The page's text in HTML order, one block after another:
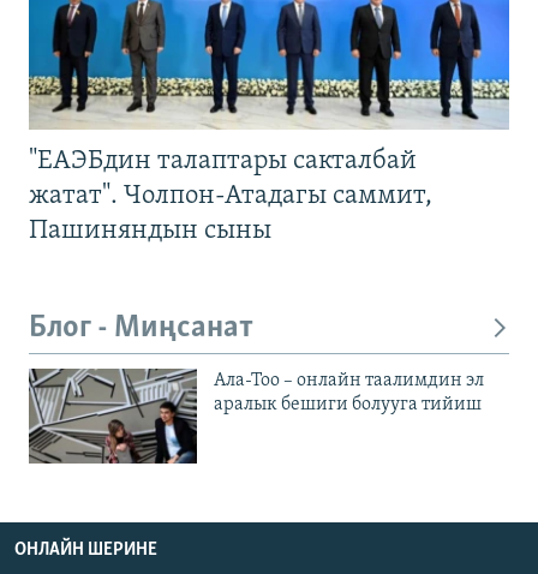
"ЕАЭБдин талаптары сакталбай
жатат". Чолпон-Атадагы саммит,
Пашиняндын сыны
Блог - Миңсанат
Ала-Тоо – онлайн таалимдин эл
аралык бешиги болууга тийиш
ОНЛАЙН ШЕРИНЕ